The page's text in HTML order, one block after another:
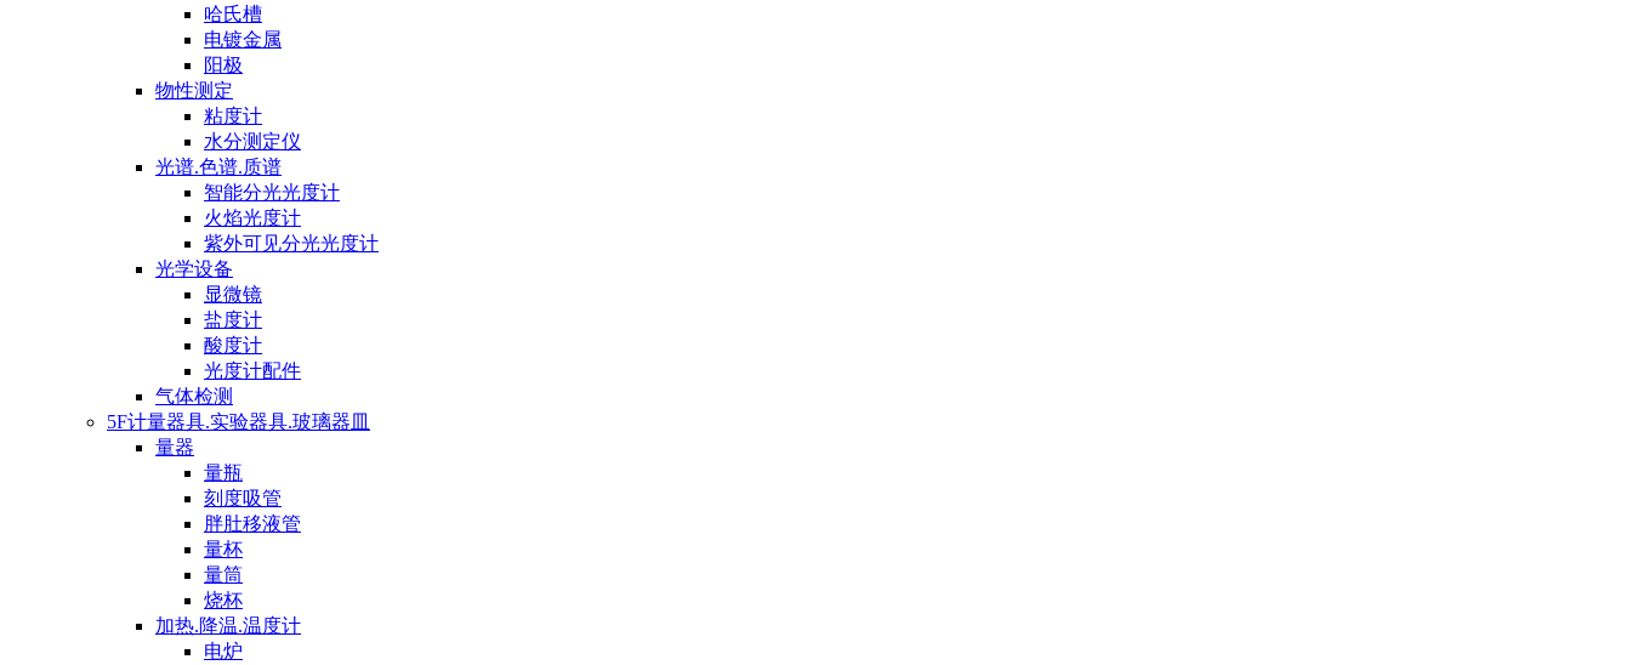
哈氏槽
电镀金属
阳极
物性测定
粘度计
水分测定仪
光谱.色谱.质谱
智能分光光度计
火焰光度计
紫外可见分光光度计
光学设备
显微镜
盐度计
酸度计
光度计配件
气体检测
5F计量器具.实验器具.玻璃器皿
量器
量瓶
刻度吸管
胖肚移液管
量杯
量筒
烧杯
加热.降温.温度计
电炉